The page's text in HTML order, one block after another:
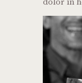
dolor in